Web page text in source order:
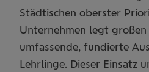
Städtischen oberster
Unternehmen legt
umfassende, fundierte
Lehrlinge. Dieser Einsatz